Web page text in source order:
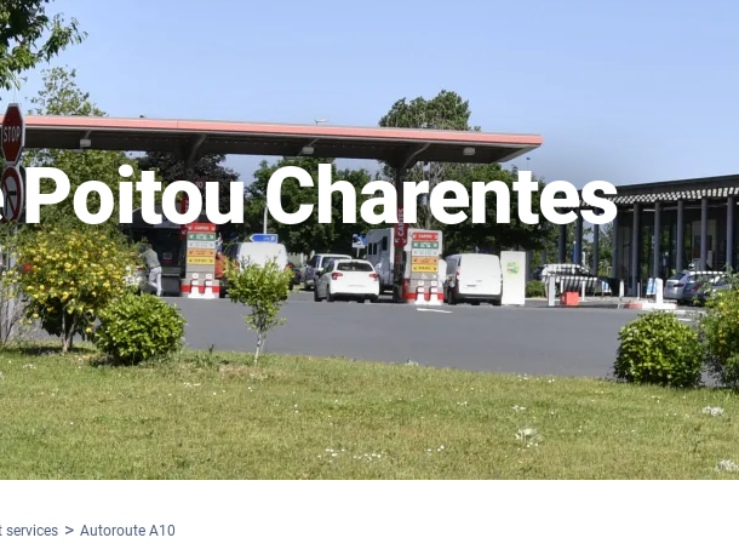
Poitou Charentes
services Autoroute A10